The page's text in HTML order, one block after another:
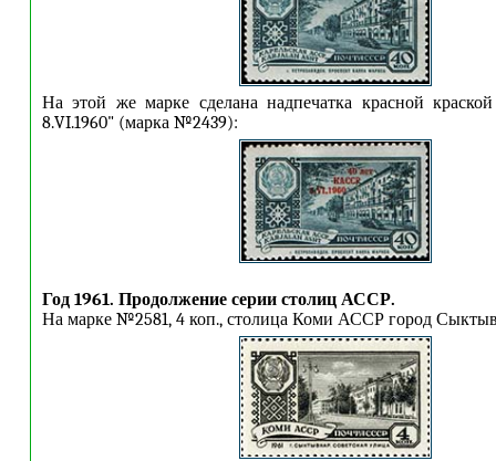
На этой же марке сделана надпечатка красной
8.VI.1960" (марка №2439):
Год 1961. Продолжение серии столиц АССР.
На марке №2581, 4 коп., столица Коми АССР город